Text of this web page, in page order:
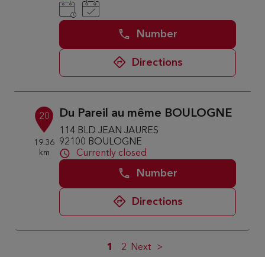
Number
Directions
20
19.36
km
Du Pareil au même BOULOGNE
114 BLD JEAN JAURES
92100 BOULOGNE
Currently closed
Number
Directions
1 2 Next